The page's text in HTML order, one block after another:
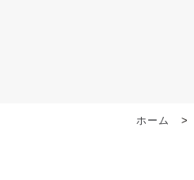
ホーム